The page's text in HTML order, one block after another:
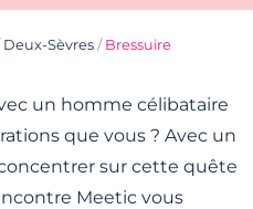
Deux-Sèvres / Bressuire
un homme célibataire
que vous ? Avec un
sur cette quête
Meetic vous